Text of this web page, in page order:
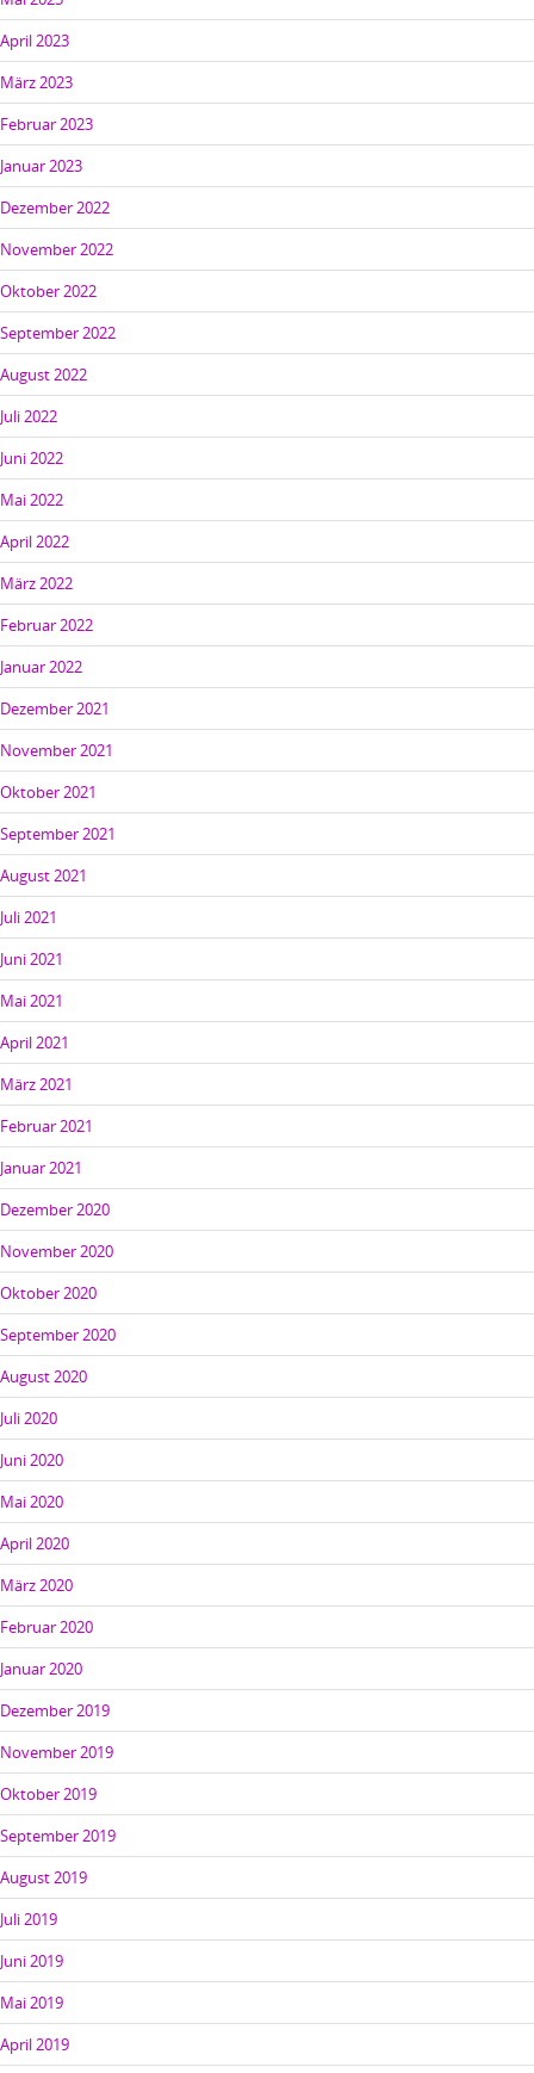
April 2023
März 2023
Februar 2023
Januar 2023
Dezember 2022
November 2022
Oktober 2022
September 2022
August 2022
Juli 2022
Juni 2022
Mai 2022
April 2022
März 2022
Februar 2022
Januar 2022
Dezember 2021
November 2021
Oktober 2021
September 2021
August 2021
Juli 2021
Juni 2021
Mai 2021
April 2021
März 2021
Februar 2021
Januar 2021
Dezember 2020
November 2020
Oktober 2020
September 2020
August 2020
Juli 2020
Juni 2020
Mai 2020
April 2020
März 2020
Februar 2020
Januar 2020
Dezember 2019
November 2019
Oktober 2019
September 2019
August 2019
Juli 2019
Juni 2019
Mai 2019
April 2019